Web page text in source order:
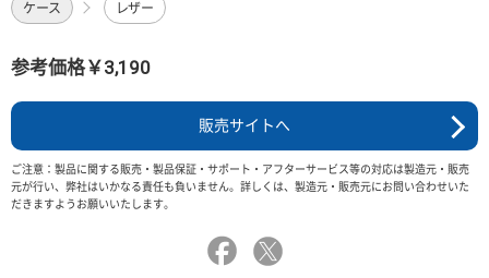
ケース レザー
参考価格￥3,190
販売サイトへ
ご注意：製品に関する販売・製品保証・サポート・アフターサービス等の対応は製造元・販売
元が行い、弊社はいかなる責任も負いません。詳しくは、製造元・販売元にお問い合わせいた
だきますようお願いいたします。